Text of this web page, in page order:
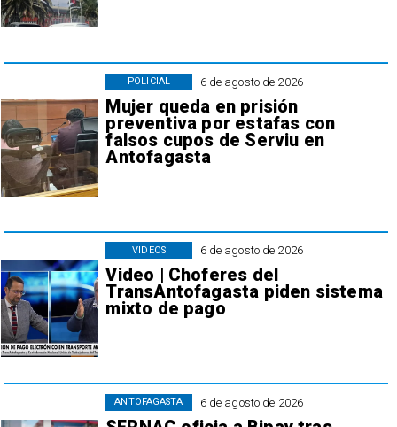
6 de agosto de 2026
Mujer queda en prisión
preventiva por estafas con
falsos cupos de Serviu en
Antofagasta
POLICIAL
6 de agosto de 2026
Video | Choferes del
TransAntofagasta piden sistema
mixto de pago
VIDEOS
6 de agosto de 2026
ANTOFAGASTA